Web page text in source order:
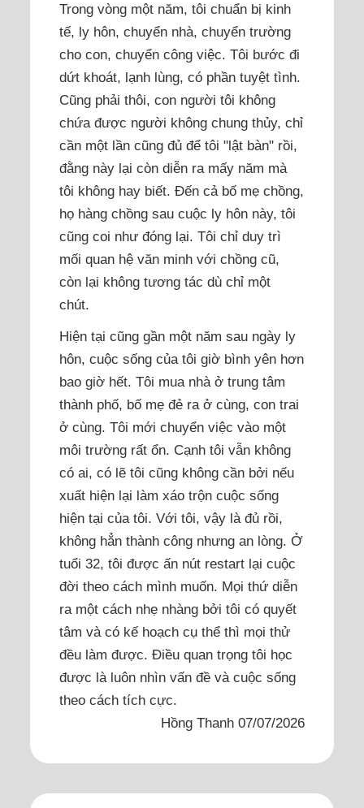
Trong vòng một năm, tôi chuẩn bị kinh
tế, ly hôn, chuyển nhà, chuyển trường
cho con, chuyển công việc. Tôi bước đi
dứt khoát, lạnh lùng, có phần tuyệt tình.
Cũng phải thôi, con người tôi không
chứa được người không chung thủy, chỉ
cần một lần cũng đủ để tôi "lật bàn" rồi,
đằng này lại còn diễn ra mấy năm mà
tôi không hay biết. Đến cả bố mẹ chồng,
họ hàng chồng sau cuộc ly hôn này, tôi
cũng coi như đóng lại. Tôi chỉ duy trì
mối quan hệ văn minh với chồng cũ,
còn lại không tương tác dù chỉ một
chút.
Hiện tại cũng gần một năm sau ngày ly
hôn, cuộc sống của tôi giờ bình yên hơn
bao giờ hết. Tôi mua nhà ở trung tâm
thành phố, bố mẹ đẻ ra ở cùng, con trai
ở cùng. Tôi mới chuyển việc vào một
môi trường rất ổn. Cạnh tôi vẫn không
có ai, có lẽ tôi cũng không cần bởi nếu
xuất hiện lại làm xáo trộn cuộc sống
hiện tại của tôi. Với tôi, vậy là đủ rồi,
không hẳn thành công nhưng an lòng. Ở
tuổi 32, tôi được ấn nút restart lại cuộc
đời theo cách mình muốn. Mọi thứ diễn
ra một cách nhẹ nhàng bởi tôi có quyết
tâm và có kế hoạch cụ thể thì mọi thử
đều làm được. Điều quan trọng tôi học
được là luôn nhìn vấn đề và cuộc sống
theo cách tích cực.
Hồng Thanh 07/07/2026